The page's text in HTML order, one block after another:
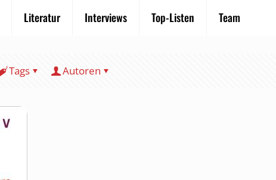
Literatur Interviews Top-Listen Team
Tags Autoren